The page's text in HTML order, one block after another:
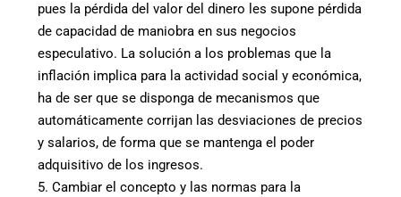
pues la pérdida del valor del dinero les supone pérdida
de capacidad de maniobra en sus negocios
especulativo. La solución a los problemas que la
inflación implica para la actividad social y económica,
ha de ser que se disponga de mecanismos que
automáticamente corrijan las desviaciones de precios
y salarios, de forma que se mantenga el poder
adquisitivo de los ingresos.
5. Cambiar el concepto y las normas para la